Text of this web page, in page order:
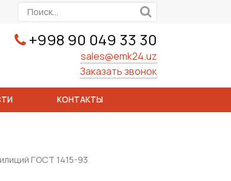
+998 90 049 33 30
sales@emk24.uz
Заказать звонок
КОНТАКТЫ
ГОСТ 1415-93